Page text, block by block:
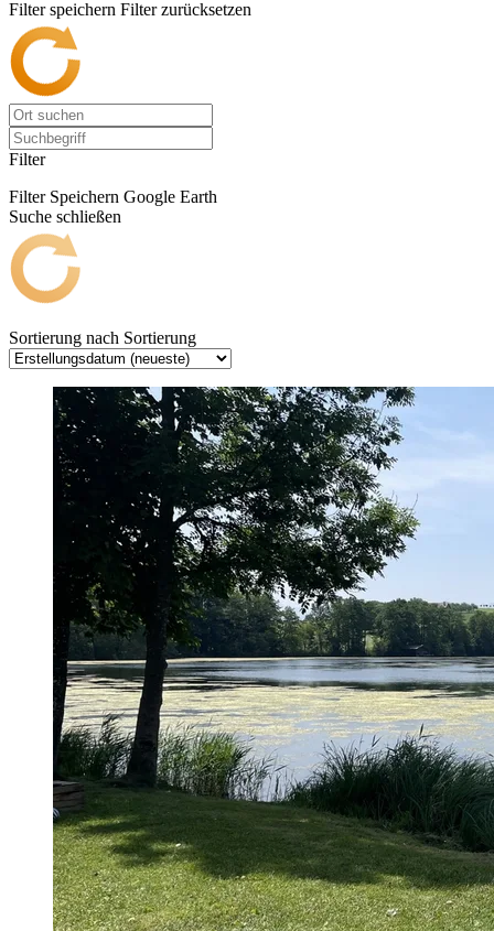
Filter speichern Filter zurücksetzen
Filter
Filter Speichern Google Earth
Suche schließen
Sortierung nach Sortierung